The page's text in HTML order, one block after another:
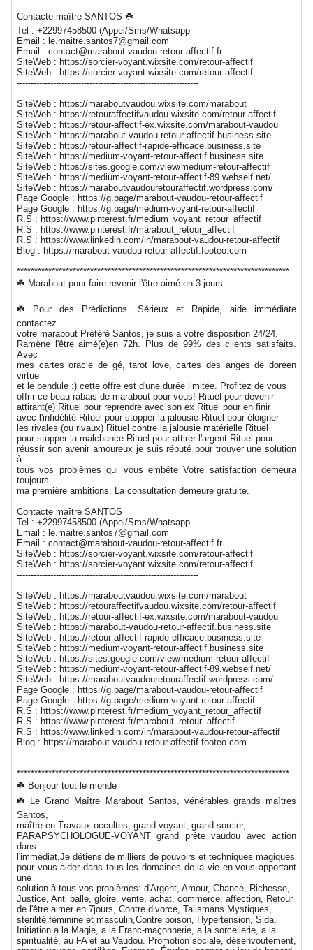
Contacte maître SANTOS ☘️
Tel : +22997458500 (Appel/Sms/Whatsapp
Email : le.maitre.santos7@gmail.com
Email : contact@marabout-vaudou-retour-affectif.fr
SiteWeb : https://sorcier-voyant.wixsite.com/retour-affectif
SiteWeb : https://sorcier-voyant.wixsite.com/retour-affectif
-----------------------------------------------------------------
SiteWeb : https://maraboutvaudou.wixsite.com/marabout
SiteWeb : https://retouraffectifvaudou.wixsite.com/retour-affectif
SiteWeb : https://retour-affectif-ex.wixsite.com/marabout-vaudou
SiteWeb : https://marabout-vaudou-retour-affectif.business.site
SiteWeb : https://retour-affectif-rapide-efficace.business.site
SiteWeb : https://medium-voyant-retour-affectif.business.site
SiteWeb : https://sites.google.com/view/medium-retour-affectif
SiteWeb : https://medium-voyant-retour-affectif-89.webself.net/
SiteWeb : https://maraboutvaudouretouraffectif.wordpress.com/
Page Google : https://g.page/marabout-vaudou-retour-affectif
Page Google : https://g.page/medium-voyant-retour-affectif
R.S : https://www.pinterest.fr/medium_voyant_retour_affectif
R.S : https://www.pinterest.fr/marabout_retour_affectif
R.S : https://www.linkedin.com/in/marabout-vaudou-retour-affectif
Blog : https://marabout-vaudou-retour-affectif.footeo.com
******************************************************************************
☘️ Marabout pour faire revenir l'être aimé en 3 jours
☘️ Pour des Prédictions. Sérieux et Rapide, aide immédiate
contactez
votre marabout Préféré Santos, je suis a votre disposition 24/24.
Ramène l'être aimé(e)en 72h. Plus de 99% des clients satisfaits.
Avec
mes cartes oracle de gé, tarot love, cartes des anges de doreen
virtue
et le pendule :) cette offre est d'une durée limitée. Profitez de vous
offrir ce beau rabais de marabout pour vous! Rituel pour devenir
attirant(e) Rituel pour reprendre avec son ex Rituel pour en finir
avec l'infidélité Rituel pour stopper la jalousie Rituel pour éloigner
les rivales (ou rivaux) Rituel contre la jalousie matérielle Rituel
pour stopper la malchance Rituel pour attirer l'argent Rituel pour
réussir son avenir amoureux je suis réputé pour trouver une solution
à
tous vos problèmes qui vous embête Votre satisfaction demeura
toujours
ma première ambitions. La consultation demeure gratuite.
Contacte maître SANTOS
Tel : +22997458500 (Appel/Sms/Whatsapp
Email : le.maitre.santos7@gmail.com
Email : contact@marabout-vaudou-retour-affectif.fr
SiteWeb : https://sorcier-voyant.wixsite.com/retour-affectif
SiteWeb : https://sorcier-voyant.wixsite.com/retour-affectif
-----------------------------------------------------------------
SiteWeb : https://maraboutvaudou.wixsite.com/marabout
SiteWeb : https://retouraffectifvaudou.wixsite.com/retour-affectif
SiteWeb : https://retour-affectif-ex.wixsite.com/marabout-vaudou
SiteWeb : https://marabout-vaudou-retour-affectif.business.site
SiteWeb : https://retour-affectif-rapide-efficace.business.site
SiteWeb : https://medium-voyant-retour-affectif.business.site
SiteWeb : https://sites.google.com/view/medium-retour-affectif
SiteWeb : https://medium-voyant-retour-affectif-89.webself.net/
SiteWeb : https://maraboutvaudouretouraffectif.wordpress.com/
Page Google : https://g.page/marabout-vaudou-retour-affectif
Page Google : https://g.page/medium-voyant-retour-affectif
R.S : https://www.pinterest.fr/medium_voyant_retour_affectif
R.S : https://www.pinterest.fr/marabout_retour_affectif
R.S : https://www.linkedin.com/in/marabout-vaudou-retour-affectif
Blog : https://marabout-vaudou-retour-affectif.footeo.com
******************************************************************************
☘️ Bonjour tout le monde
☘️ Le Grand Maître Marabout Santos, vénérables grands maîtres
Santos,
maître en Travaux occultes, grand voyant, grand sorcier,
PARAPSYCHOLOGUE-VOYANT grand prête vaudou avec action
dans
l'immédiat,Je détiens de milliers de pouvoirs et techniques magiques
pour vous aider dans tous les domaines de la vie en vous apportant
une
solution à tous vos problèmes: d'Argent, Amour, Chance, Richesse,
Justice, Anti balle, gloire, vente, achat, commerce, affection, Retour
de l'être aimer en 7jours, Contre divorce, Talismans Mystiques,
stérilité féminine et masculin,Contre poison, Hypertension, Sida,
Initiation a la Magie, a la Franc-maçonnerie, a la sorcellerie, a la
spiritualité, au FA et au Vaudou. Promotion sociale, désenvoutement,